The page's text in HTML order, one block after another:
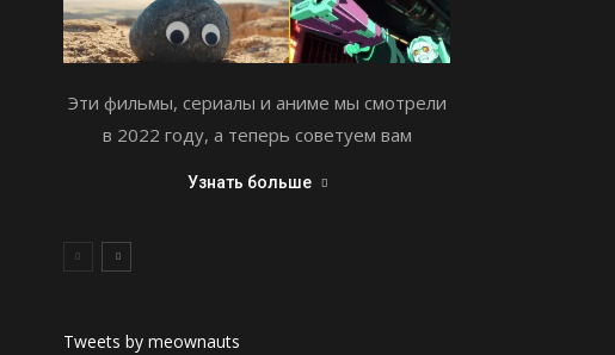
Эти фильмы, сериалы и аниме мы смотрели
в 2022 году, а теперь советуем вам
Узнать больше
Tweets by meownauts